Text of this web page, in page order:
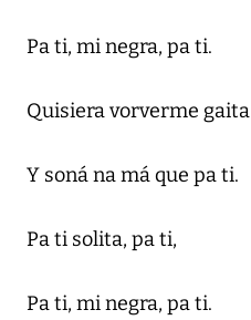
Pa ti, mi negra, pa ti.
Quisiera vorverme gaita
Y soná na má que pa ti.
Pa ti solita, pa ti,
Pa ti, mi negra, pa ti.